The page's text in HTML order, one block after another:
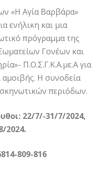
«Η Αγία Βαρβάρα»
ενήλικη και μια
πρόγραμμα της
Γονέων και
Π.Ο.Σ.Γ.Κ.Α.με.Α για
αμοιβής. Η συνοδεία
περιόδων.
22/7/-31/7/2024,
2024.
809-816